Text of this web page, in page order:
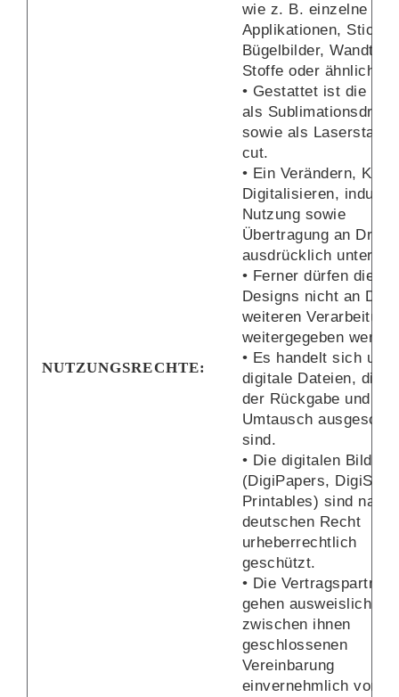
NUTZUNGSRECHTE:
wie z. B. einzelne
Applikationen,
Bügelbilder,
Stoffe oder ähnliches.
• Gestattet ist die
als
sowie als
cut.
• Ein Verändern,
Digitalisieren,
Nutzung sowie
Übertragung an
ausdrücklich
• Ferner dürfen die
Designs nicht an
weiteren Verarbeitung
weitergegeben
• Es handelt sich um
digitale Dateien, die
der Rückgabe und
Umtausch
sind.
• Die digitalen
(DigiPapers,
Printables) sind nach
deutschen Recht
urheberrechtlich
geschützt.
• Die Vertragspartner
gehen ausweislich der
zwischen ihnen
geschlossenen
Vereinbarung
einvernehmlich von